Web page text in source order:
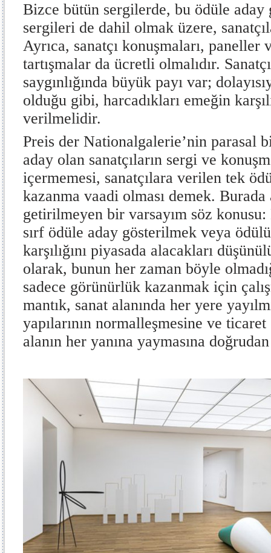
Bizce bütün sergilerde, bu ödüle aday
sergileri de dahil olmak üzere,
Ayrıca, sanatçı konuşmaları, paneller
tartışmalar da ücretli olmalıdır.
saygınlığında büyük payı var;
olduğu gibi, harcadıkları emeğin
verilmelidir.
Preis der Nationalgalerie’nin parasal
aday olan sanatçıların sergi ve
içermemesi, sanatçılara verilen tek
kazanma vaadi olması demek. Burada
getirilmeyen bir varsayım söz konusu:
sırf ödüle aday gösterilmek veya
karşılığını piyasada alacakları
olarak, bunun her zaman böyle
sadece görünürlük kazanmak için
mantık, sanat alanında her yere
yapılarının normalleşmesine ve
alanın her yanına yaymasına